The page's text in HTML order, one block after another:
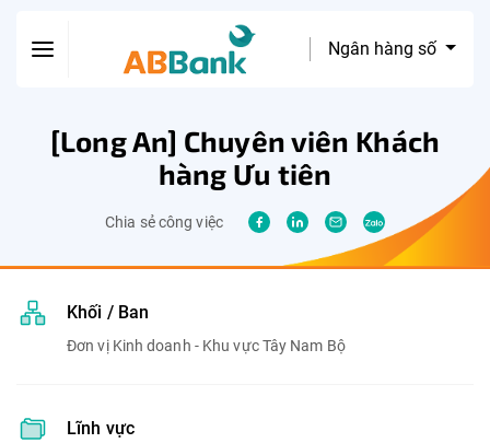
Ngân hàng số
[Long An] Chuyên viên Khách
hàng Ưu tiên
Chia sẻ công việc
Khối / Ban
Đơn vị Kinh doanh - Khu vực Tây Nam Bộ
Lĩnh vực